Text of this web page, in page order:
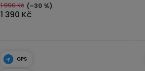
1 390 Kč
1 990 Kč (–30 %)
GPS